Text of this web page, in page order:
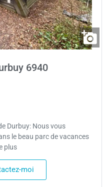
6940
Durbuy: Nous vous
le beau parc de vacances
plus
moi